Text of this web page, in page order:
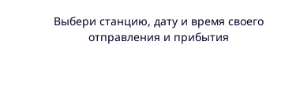
Выбери станцию, дату и время своего
отправления и прибытия